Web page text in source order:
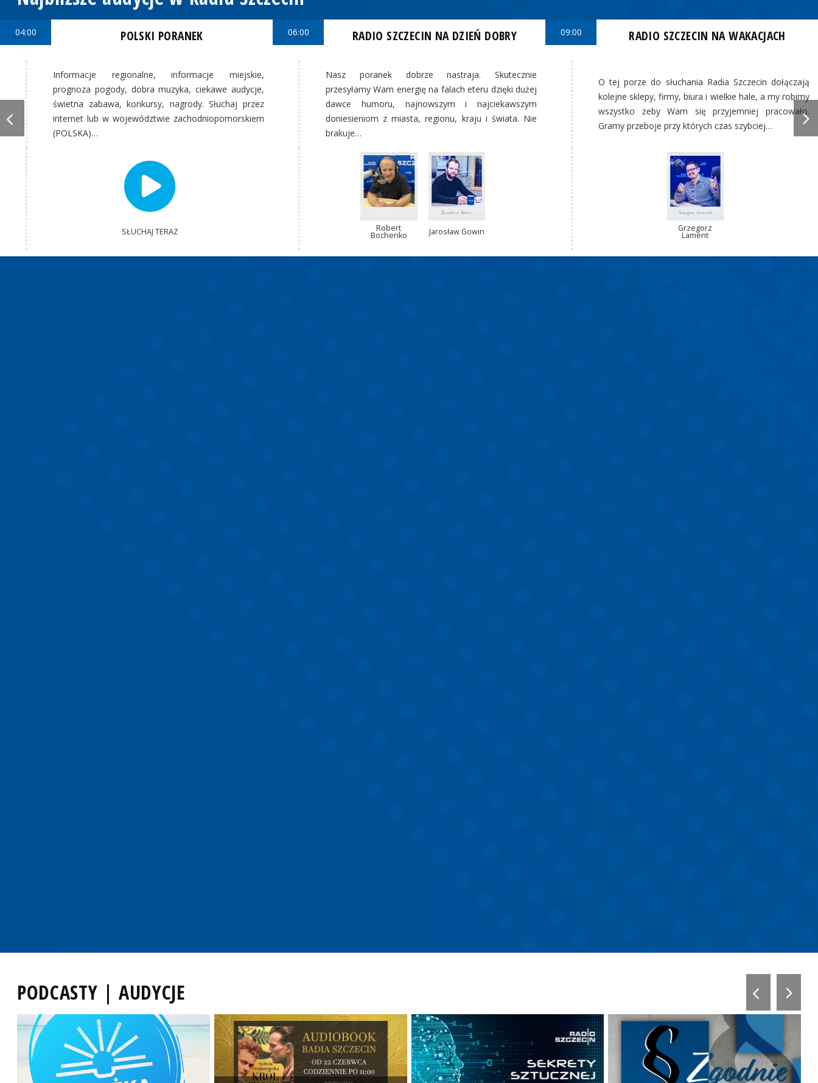
04:00 POLSKI PORANEK
Informacje regionalne, informacje miejskie,
prognoza pogody, dobra muzyka, ciekawe audycje,
świetna zabawa, konkursy, nagrody. Słuchaj przez
internet lub w województwie zachodniopomorskiem
(POLSKA)…
SŁUCHAJ TERAZ
06:00 RADIO SZCZECIN NA DZIEŃ DOBRY
Nasz poranek dobrze nastraja. Skutecznie
przesyłamy Wam energię na falach eteru dzięki dużej
dawce humoru, najnowszym i najciekawszym
doniesieniom z miasta, regionu, kraju i świata. Nie
brakuje…
Robert
Bochenko Jarosław Gowin
09:00 RADIO SZCZECIN NA WAKACJACH
O tej porze do słuchania Radia Szczecin dołączają
kolejne sklepy, firmy, biura i wielkie hale, a my robimy
wszystko żeby Wam się przyjemniej pracowało.
Gramy przeboje przy których czas szybciej…
Grzegorz
Lament
PODCASTY | AUDYCJE